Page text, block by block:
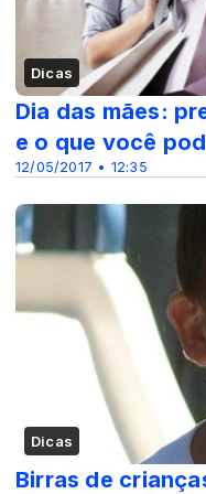
Dicas
12/05/2017 • 12:35
Dia das mães:
e o que você
Dicas
Birras de